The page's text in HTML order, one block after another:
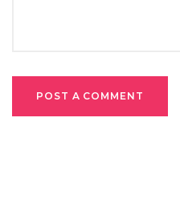
POST A COMMENT